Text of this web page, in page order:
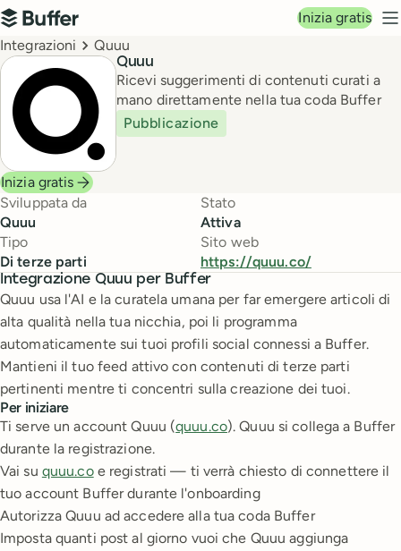
Navigazione principale
Buffer
Inizia gratis
Breadcrumbs
Integrazioni Quuu
Quuu
Ricevi suggerimenti di contenuti curati a
mano direttamente nella tua coda Buffer
Pubblicazione
Inizia gratis
Sviluppata da
Quuu
Stato
Attiva
Tipo
Di terze parti
Sito web
https://quuu.co/
Integrazione Quuu per Buffer
Quuu usa l'AI e la curatela umana per far emergere articoli di
alta qualità nella tua nicchia, poi li programma
automaticamente sui tuoi profili social connessi a Buffer.
Mantieni il tuo feed attivo con contenuti di terze parti
pertinenti mentre ti concentri sulla creazione dei tuoi.
Per iniziare
Ti serve un account Quuu (quuu.co). Quuu si collega a Buffer
durante la registrazione.
Vai su quuu.coe registrati — ti verrà chiesto di connettere il
tuo account Buffer durante l'onboarding
Autorizza Quuu ad accedere alla tua coda Buffer
Imposta quanti post al giorno vuoi che Quuu aggiunga